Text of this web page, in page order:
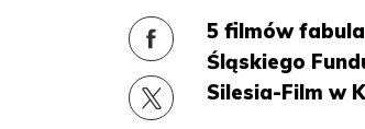
5 filmów
Śląskiego
Silesia-Film w